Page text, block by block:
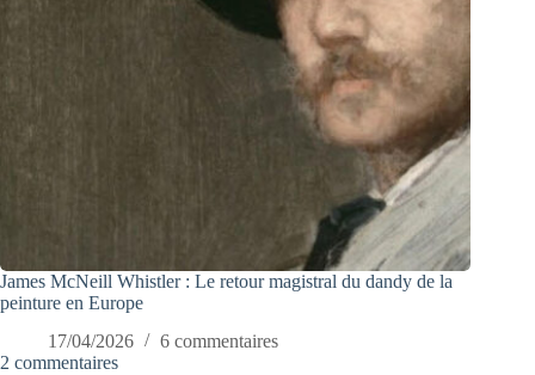
James McNeill Whistler : Le retour magistral du dandy de la
peinture en Europe
17/04/2026
6 commentaires
2 commentaires